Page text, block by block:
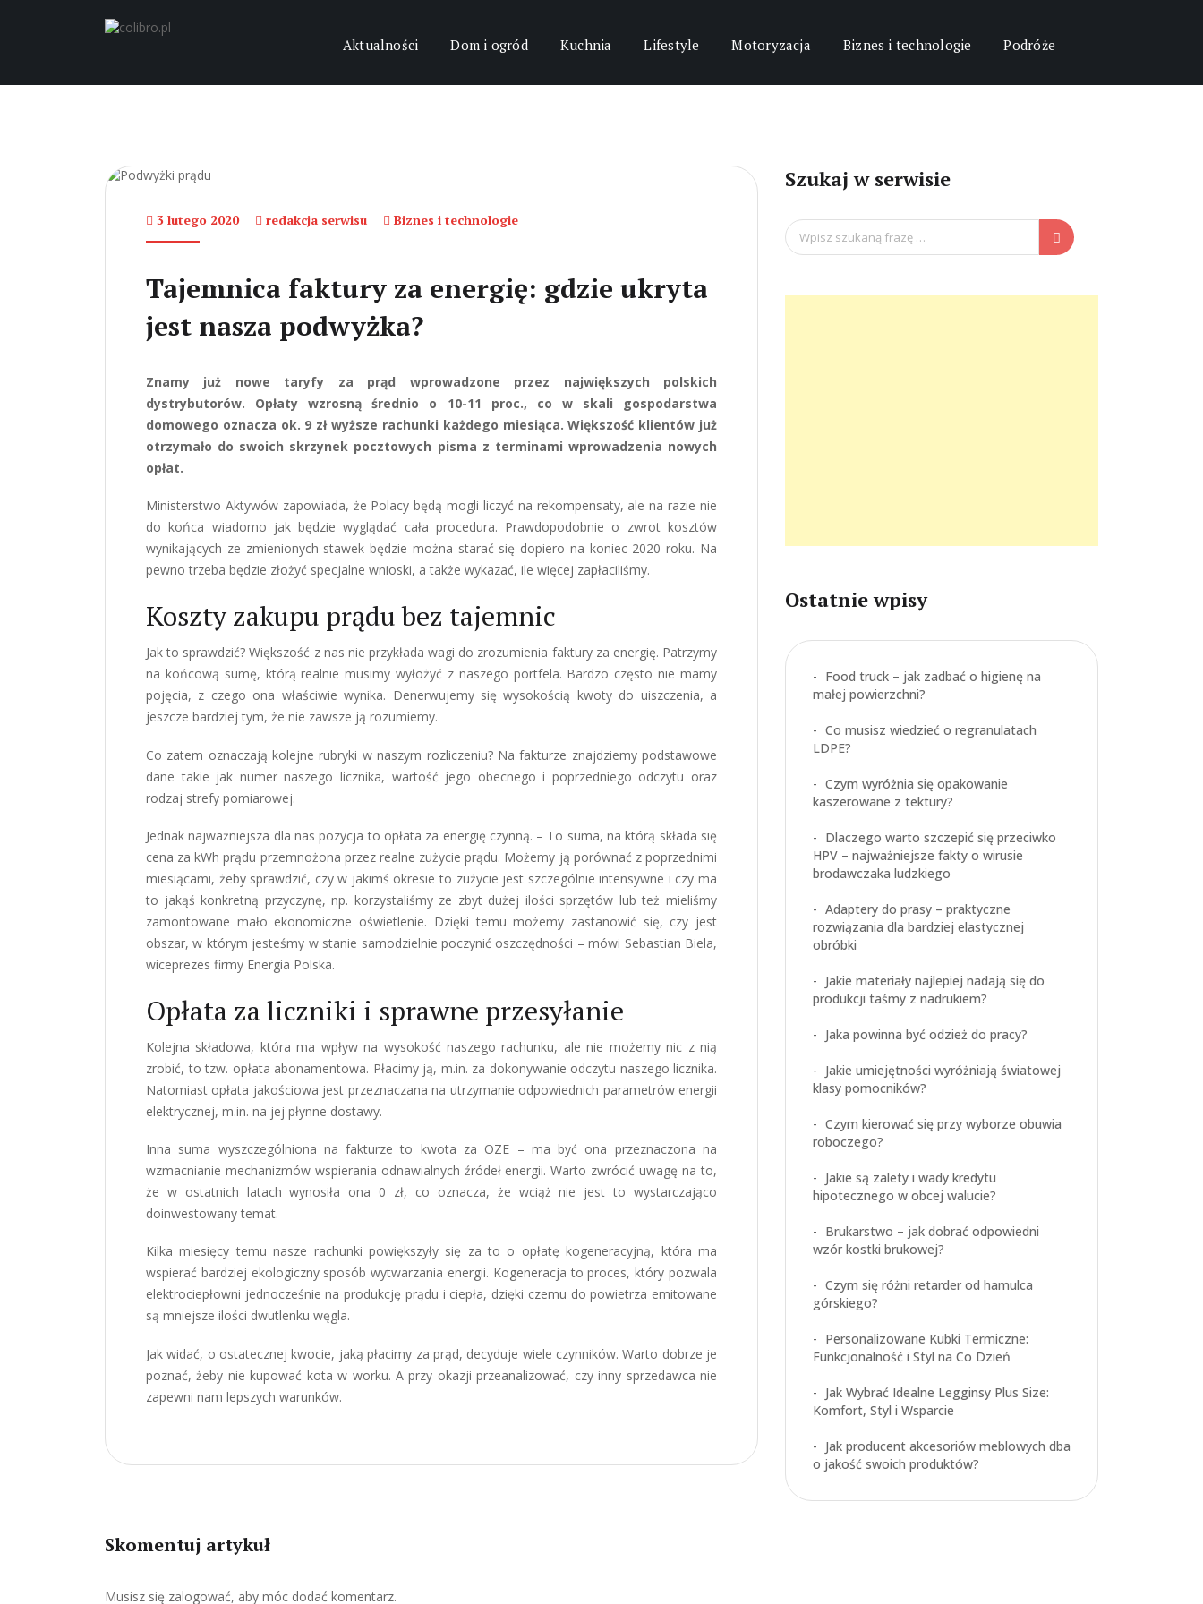
Aktualności Dom i ogród Kuchnia Lifestyle Motoryzacja Biznes i technologie Podróże
3 lutego 2020 redakcja serwisu Biznes i technologie
Tajemnica faktury za energię: gdzie ukryta
jest nasza podwyżka?
Znamy już nowe taryfy za prąd wprowadzone przez największych polskich
dystrybutorów. Opłaty wzrosną średnio o 10-11 proc., co w skali gospodarstwa
domowego oznacza ok. 9 zł wyższe rachunki każdego miesiąca. Większość klientów już
otrzymało do swoich skrzynek pocztowych pisma z terminami wprowadzenia nowych
opłat.
Ministerstwo Aktywów zapowiada, że Polacy będą mogli liczyć na rekompensaty, ale na razie nie
do końca wiadomo jak będzie wyglądać cała procedura. Prawdopodobnie o zwrot kosztów
wynikających ze zmienionych stawek będzie można starać się dopiero na koniec 2020 roku. Na
pewno trzeba będzie złożyć specjalne wnioski, a także wykazać, ile więcej zapłaciliśmy.
Koszty zakupu prądu bez tajemnic
Jak to sprawdzić? Większość z nas nie przykłada wagi do zrozumienia faktury za energię. Patrzymy
na końcową sumę, którą realnie musimy wyłożyć z naszego portfela. Bardzo często nie mamy
pojęcia, z czego ona właściwie wynika. Denerwujemy się wysokością kwoty do uiszczenia, a
jeszcze bardziej tym, że nie zawsze ją rozumiemy.
Co zatem oznaczają kolejne rubryki w naszym rozliczeniu? Na fakturze znajdziemy podstawowe
dane takie jak numer naszego licznika, wartość jego obecnego i poprzedniego odczytu oraz
rodzaj strefy pomiarowej.
Jednak najważniejsza dla nas pozycja to opłata za energię czynną. – To suma, na którą składa się
cena za kWh prądu przemnożona przez realne zużycie prądu. Możemy ją porównać z poprzednimi
miesiącami, żeby sprawdzić, czy w jakimś okresie to zużycie jest szczególnie intensywne i czy ma
to jakąś konkretną przyczynę, np. korzystaliśmy ze zbyt dużej ilości sprzętów lub też mieliśmy
zamontowane mało ekonomiczne oświetlenie. Dzięki temu możemy zastanowić się, czy jest
obszar, w którym jesteśmy w stanie samodzielnie poczynić oszczędności – mówi Sebastian Biela,
wiceprezes firmy Energia Polska.
Opłata za liczniki i sprawne przesyłanie
Kolejna składowa, która ma wpływ na wysokość naszego rachunku, ale nie możemy nic z nią
zrobić, to tzw. opłata abonamentowa. Płacimy ją, m.in. za dokonywanie odczytu naszego licznika.
Natomiast opłata jakościowa jest przeznaczana na utrzymanie odpowiednich parametrów energii
elektrycznej, m.in. na jej płynne dostawy.
Inna suma wyszczególniona na fakturze to kwota za OZE – ma być ona przeznaczona na
wzmacnianie mechanizmów wspierania odnawialnych źródeł energii. Warto zwrócić uwagę na to,
że w ostatnich latach wynosiła ona 0 zł, co oznacza, że wciąż nie jest to wystarczająco
doinwestowany temat.
Kilka miesięcy temu nasze rachunki powiększyły się za to o opłatę kogeneracyjną, która ma
wspierać bardziej ekologiczny sposób wytwarzania energii. Kogeneracja to proces, który pozwala
elektrociepłowni jednocześnie na produkcję prądu i ciepła, dzięki czemu do powietrza emitowane
są mniejsze ilości dwutlenku węgla.
Jak widać, o ostatecznej kwocie, jaką płacimy za prąd, decyduje wiele czynników. Warto dobrze je
poznać, żeby nie kupować kota w worku. A przy okazji przeanalizować, czy inny sprzedawca nie
zapewni nam lepszych warunków.
Skomentuj artykuł
Musisz się zalogować, aby móc dodać komentarz.
Szukaj w serwisie
Search
for:
Ostatnie wpisy
Food truck – jak zadbać o higienę na
małej powierzchni?
Co musisz wiedzieć o regranulatach
LDPE?
Czym wyróżnia się opakowanie
kaszerowane z tektury?
Dlaczego warto szczepić się przeciwko
HPV – najważniejsze fakty o wirusie
brodawczaka ludzkiego
Adaptery do prasy – praktyczne
rozwiązania dla bardziej elastycznej
obróbki
Jakie materiały najlepiej nadają się do
produkcji taśmy z nadrukiem?
Jaka powinna być odzież do pracy?
Jakie umiejętności wyróżniają światowej
klasy pomocników?
Czym kierować się przy wyborze obuwia
roboczego?
Jakie są zalety i wady kredytu
hipotecznego w obcej walucie?
Brukarstwo – jak dobrać odpowiedni
wzór kostki brukowej?
Czym się różni retarder od hamulca
górskiego?
Personalizowane Kubki Termiczne:
Funkcjonalność i Styl na Co Dzień
Jak Wybrać Idealne Legginsy Plus Size:
Komfort, Styl i Wsparcie
Jak producent akcesoriów meblowych dba
o jakość swoich produktów?